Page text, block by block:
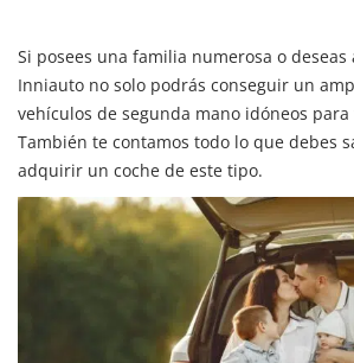
Si posees una familia numerosa o
Inniauto no solo podrás conseguir un
vehículos de segunda mano idóneos
También te contamos todo lo que debes
adquirir un coche de este tipo.